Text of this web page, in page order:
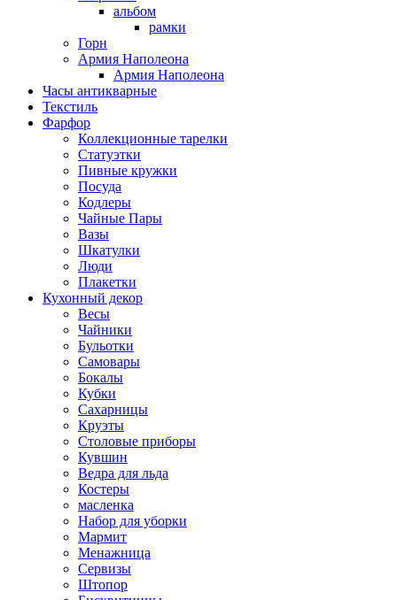
альбом
рамки
Горн
Армия Наполеона
Армия Наполеона
Часы антикварные
Текстиль
Фарфор
Коллекционные тарелки
Статуэтки
Пивные кружки
Посуда
Кодлеры
Чайные Пары
Вазы
Шкатулки
Люди
Плакетки
Кухонный декор
Весы
Чайники
Бульотки
Самовары
Бокалы
Кубки
Сахарницы
Круэты
Столовые приборы
Кувшин
Ведра для льда
Костеры
масленка
Набор для уборки
Мармит
Менажница
Сервизы
Штопор